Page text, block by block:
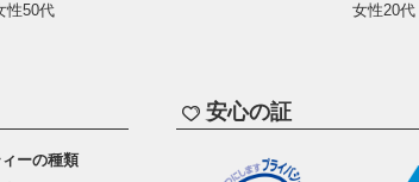
性50代
女性20代
ーの種類
安心の証